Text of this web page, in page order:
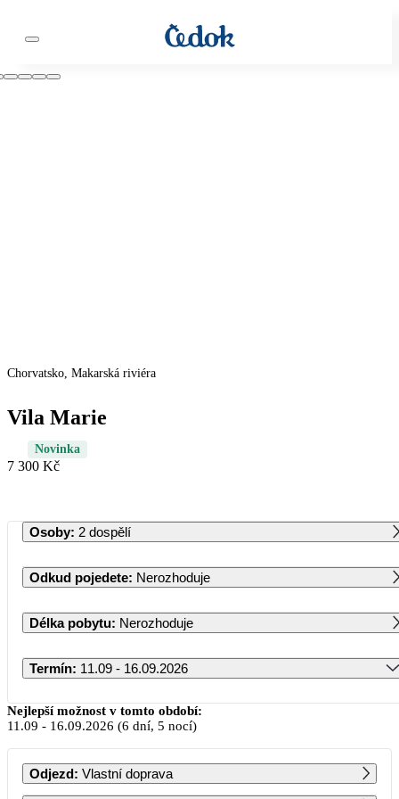
Chorvatsko, Makarská riviéra
Vila Marie
Novinka
7 300 Kč
Osoby: 2 dospělí
Odkud pojedete: Nerozhoduje
Délka pobytu: Nerozhoduje
Termín: 11.09 - 16.09.2026
Září 2026
PO ÚT ST ČT PÁ SO NE
Nejlepší možnost v tomto období:
11.09 - 16.09.2026 (6 dní, 5 nocí)
Odjezd: Vlastní doprava